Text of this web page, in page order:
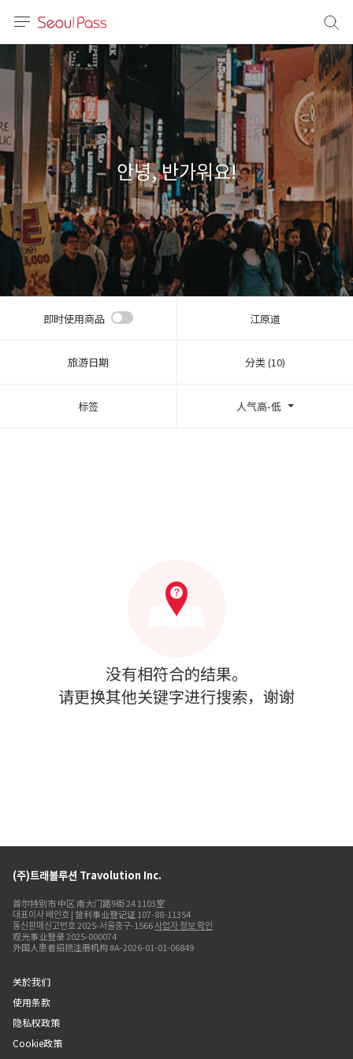
体)
文 (台灣)
안녕, 반가워요!
即时使用商品 江原道
旅游日期 分类 (10)
标签 人气高-低
没有相符合的结果。
请更换其他关键字进行搜索，谢谢
(주)트래볼루션 Travolution Inc.
首尔特别市 中区 南大门路9街 24 1103室
대표이사 배인호 | 营利事业登记证 107-88-11354
통신판매신고번호 2025-서울중구-1566사업자 정보 확인
观光事业登录 2025-000074
外国人患者招揽注册机构 #A-2026-01-01-06849
关於我们
使用条款
隐私权政策
Cookie政策